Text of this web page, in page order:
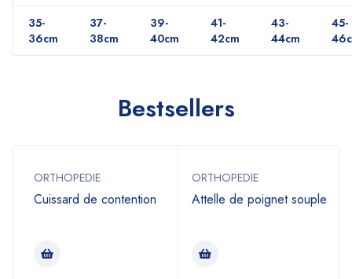
35-
36cm
37-
38cm
39-
40cm
41-
42cm
43-
44cm
45-
Bestsellers
ORTHOPEDIE
Cuissard de contention
ORTHOPEDIE
Attelle de poignet souple